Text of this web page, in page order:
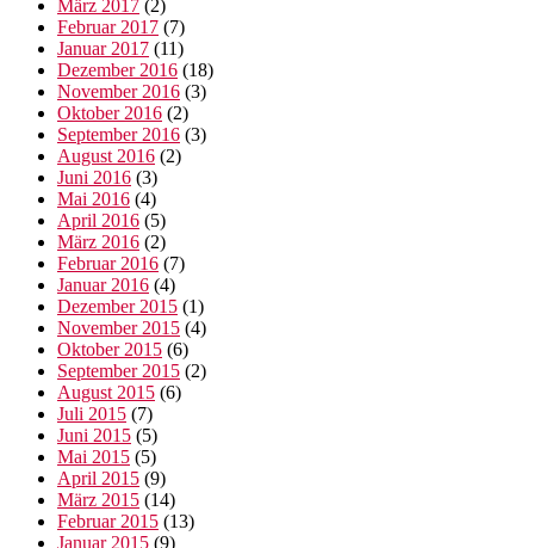
März 2017 (2)
Februar 2017 (7)
Januar 2017 (11)
Dezember 2016 (18)
November 2016 (3)
Oktober 2016 (2)
September 2016 (3)
August 2016 (2)
Juni 2016 (3)
Mai 2016 (4)
April 2016 (5)
März 2016 (2)
Februar 2016 (7)
Januar 2016 (4)
Dezember 2015 (1)
November 2015 (4)
Oktober 2015 (6)
September 2015 (2)
August 2015 (6)
Juli 2015 (7)
Juni 2015 (5)
Mai 2015 (5)
April 2015 (9)
März 2015 (14)
Februar 2015 (13)
Januar 2015 (9)